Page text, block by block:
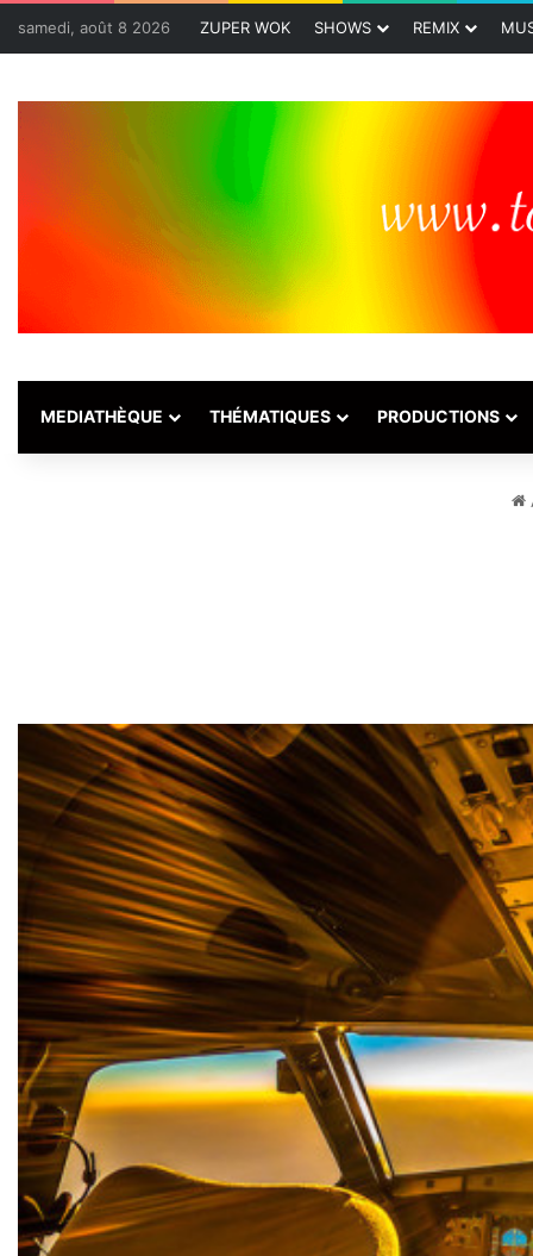
samedi, août 8 2026 ZUPER WOK SHOWS REMIX
MEDIATHÈQUE THÉMATIQUES PRODUCTIONS